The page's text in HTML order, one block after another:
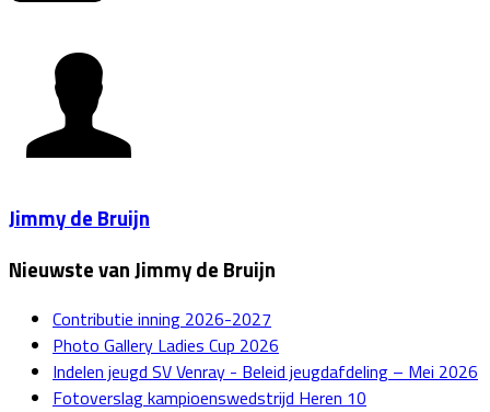
Jimmy de Bruijn
Nieuwste van Jimmy de Bruijn
Contributie inning 2026-2027
Photo Gallery Ladies Cup 2026
Indelen jeugd SV Venray - Beleid jeugdafdeling – Mei 2026
Fotoverslag kampioenswedstrijd Heren 10